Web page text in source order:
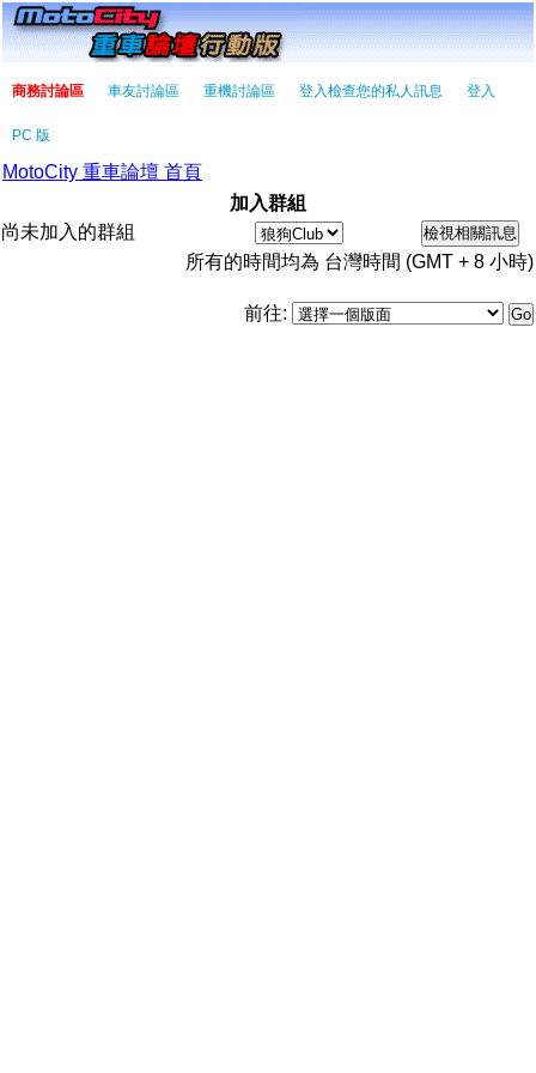
商務討論區 車友討論區 重機討論區 登入檢查您的私人訊息 登入
PC 版
MotoCity 重車論壇 首頁
加入群組
尚未加入的群組
所有的時間均為 台灣時間 (GMT + 8 小時)
前往: